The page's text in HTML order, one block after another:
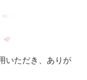
いただき、ありが